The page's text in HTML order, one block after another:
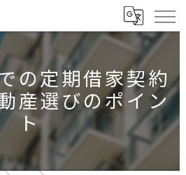
の定期借家契約
産選びのポイン
ト